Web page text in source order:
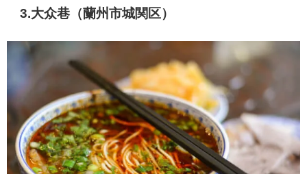
3.大众巷（蘭州市城関区）